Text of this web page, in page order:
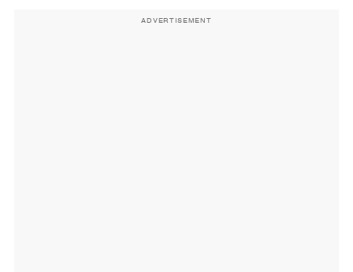
ADVERTISEMENT